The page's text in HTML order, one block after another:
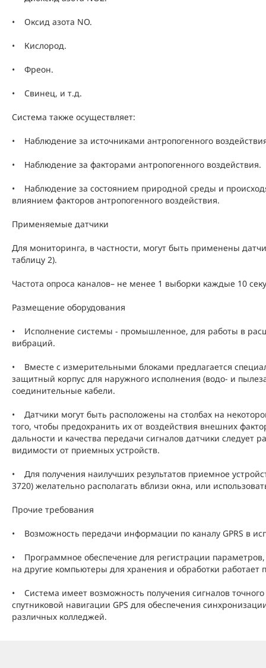
• Оксид азота NO.
• Кислород.
• Фреон.
• Свинец, и т.д.
Система также осуществляет:
• Наблюдение за источниками антропогенного
• Наблюдение за факторами антропогенного воздействия.
• Наблюдение за состоянием природной среды и
влиянием факторов антропогенного воздействия.
Применяемые датчики
Для мониторинга, в частности, могут быть применены
таблицу 2).
Частота опроса каналов– не менее 1 выборки каждые 10
Размещение оборудования
• Исполнение системы - промышленное, для работы в
вибраций.
• Вместе с измерительными блоками предлагается
защитный корпус для наружного исполнения (водо- и
соединительные кабели.
• Датчики могут быть расположены на столбах на
того, чтобы предохранить их от воздействия внешних
дальности и качества передачи сигналов датчики следует
видимости от приемных устройств.
• Для получения наилучших результатов приемное
3720) желательно располагать вблизи окна, или
Прочие требования
• Возможность передачи информации по каналу GPRS в
• Программное обеспечение для регистрации
на другие компьютеры для хранения и обработки работает
• Система имеет возможность получения сигналов
спутниковой навигации GPS для обеспечения
различных колледжей.